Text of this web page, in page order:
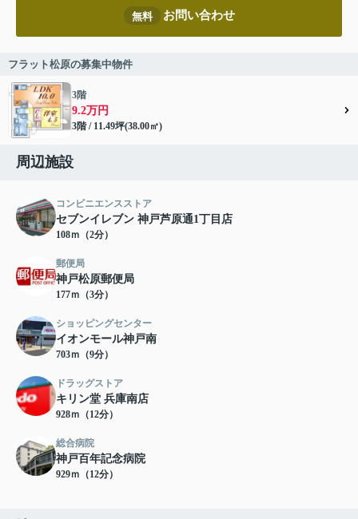
無料 お問い合わせ
フラット松原の募集中物件
3階
9.2万円
3階 / 11.49坪(38.00㎡)
周辺施設
コンビニエンスストア
セブンイレブン 神戸芦原通1丁目店
108ｍ（2分）
郵便局
神戸松原郵便局
177ｍ（3分）
ショッピングセンター
イオンモール神戸南
703ｍ（9分）
ドラッグストア
キリン堂 兵庫南店
928ｍ（12分）
総合病院
神戸百年記念病院
929ｍ（12分）